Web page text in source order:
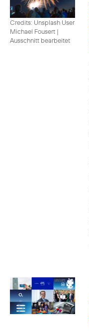
Credits: Unsplash User
Michael Fousert |
Ausschnitt bearbeitet